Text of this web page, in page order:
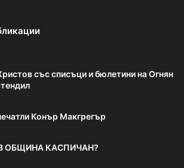
със списъци и бюлетини на Огнян
Конър Макгрегър
ОБЩИНА КАСПИЧАН?